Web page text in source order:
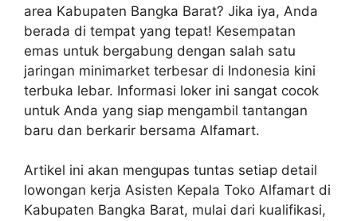
area Kabupaten Bangka Barat? Jika iya, Anda
berada di tempat yang tepat! Kesempatan
emas untuk bergabung dengan salah satu
jaringan minimarket terbesar di Indonesia kini
terbuka lebar. Informasi loker ini sangat cocok
untuk Anda yang siap mengambil tantangan
baru dan berkarir bersama Alfamart.
Artikel ini akan mengupas tuntas setiap detail
lowongan kerja Asisten Kepala Toko Alfamart di
Kabupaten Bangka Barat, mulai dari kualifikasi,